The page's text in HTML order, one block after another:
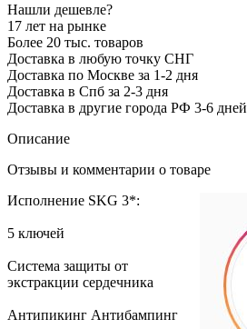
Нашли дешевле?
17 лет на рынке
Более 20 тыс. товаров
Доставка в любую точку СНГ
Доставка по Москве за 1-2 дня
Доставка в Спб за 2-3 дня
Доставка в другие города РФ 3-6 дней
Описание
Отзывы и комментарии о товаре
Исполнение SKG 3*:
5 ключей
Система защиты от
экстракции сердечника
Антипикинг Антибампинг